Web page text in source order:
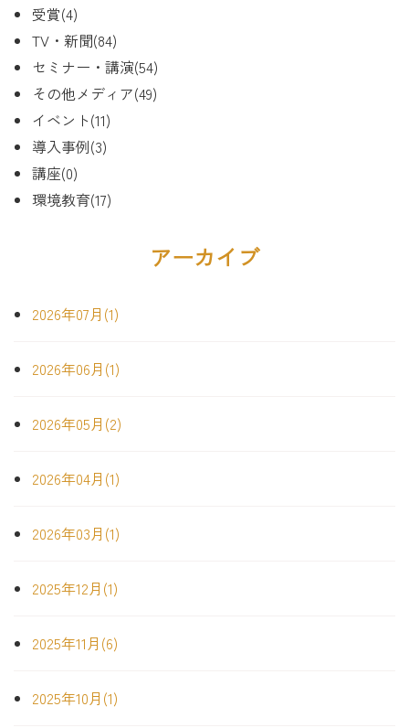
受賞(4)
TV・新聞(84)
セミナー・講演(54)
その他メディア(49)
イベント(11)
導入事例(3)
講座(0)
環境教育(17)
アーカイブ
2026年07月(1)
2026年06月(1)
2026年05月(2)
2026年04月(1)
2026年03月(1)
2025年12月(1)
2025年11月(6)
2025年10月(1)